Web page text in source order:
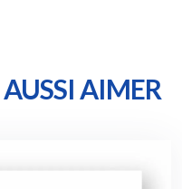
AUSSI AIMER